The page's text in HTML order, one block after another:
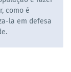
como é
la em defesa